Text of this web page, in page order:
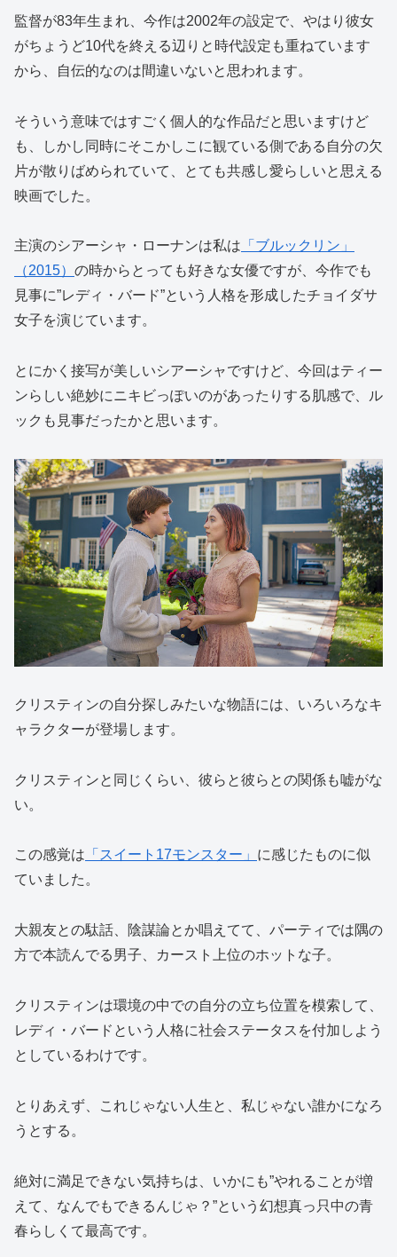
監督が83年生まれ、今作は2002年の設定で、やはり彼女
がちょうど10代を終える辺りと時代設定も重ねています
から、自伝的なのは間違いないと思われます。
そういう意味ではすごく個人的な作品だと思いますけど
も、しかし同時にそこかしこに観ている側である自分の欠
片が散りばめられていて、とても共感し愛らしいと思える
映画でした。
主演のシアーシャ・ローナンは私は 「ブルックリン」
（2015） の時からとっても好きな女優ですが、今作でも
見事に”レディ・バード”という人格を形成したチョイダサ
女子を演じています。
とにかく接写が美しいシアーシャですけど、今回はティー
ンらしい絶妙にニキビっぽいのがあったりする肌感で、ル
ックも見事だったかと思います。
クリスティンの自分探しみたいな物語には、いろいろなキ
ャラクターが登場します。
クリスティンと同じくらい、彼らと彼らとの関係も嘘がな
い。
この感覚は 「スイート17モンスター」 に感じたものに似
ていました。
大親友との駄話、陰謀論とか唱えてて、パーティでは隅の
方で本読んでる男子、カースト上位のホットな子。
クリスティンは環境の中での自分の立ち位置を模索して、
レディ・バードという人格に社会ステータスを付加しよう
としているわけです。
とりあえず、これじゃない人生と、私じゃない誰かになろ
うとする。
絶対に満足できない気持ちは、いかにも”やれることが増
えて、なんでもできるんじゃ？”という幻想真っ只中の青
春らしくて最高です。